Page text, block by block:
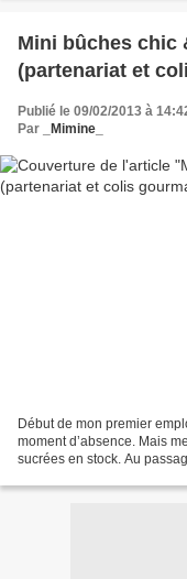
Mini bûches chic
(partenariat et
Publié le 09/02/2013 à
Par
_Mimine_
Début de mon premier
moment d’absence. Mais
sucrées en stock. Au